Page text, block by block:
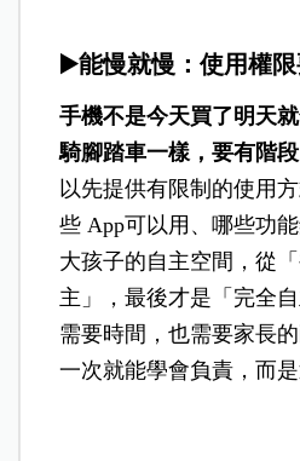
▶️能慢就慢：使用權
手機不是今天買了明天
騎腳踏車一樣，要有階
以先提供有限制的使用
些 App可以用、哪些功
大孩子的自主空間，從
主」，最後才是「完全
需要時間，也需要家長
一次就能學會負責，而